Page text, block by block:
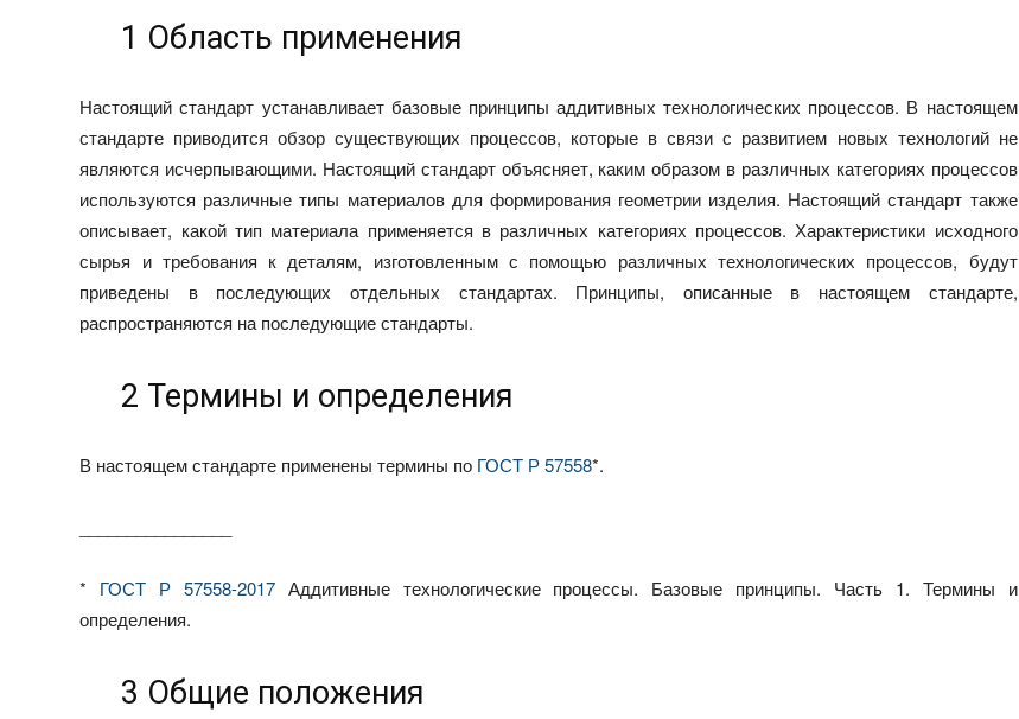
1 Область применения
Настоящий стандарт устанавливает базовые принципы аддитивных технологических процессов. В настоящем
стандарте приводится обзор существующих процессов, которые в связи с развитием новых технологий не
являются исчерпывающими. Настоящий стандарт объясняет, каким образом в различных категориях процессов
используются различные типы материалов для формирования геометрии изделия. Настоящий стандарт также
описывает, какой тип материала применяется в различных категориях процессов. Характеристики исходного
сырья и требования к деталям, изготовленным с помощью различных технологических процессов, будут
приведены в последующих отдельных стандартах. Принципы, описанные в настоящем стандарте,
распространяются на последующие стандарты.
2 Термины и определения
В настоящем стандарте применены термины по ГОСТ Р 57558*.
* ГОСТ Р 57558-2017 Аддитивные технологические процессы. Базовые принципы. Часть 1. Термины и
определения.
3 Общие положения